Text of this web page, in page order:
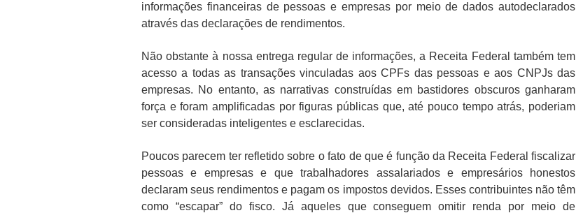
informações financeiras de pessoas e empresas por meio de dados autodeclarados
através das declarações de rendimentos.
Não obstante à nossa entrega regular de informações, a Receita Federal também tem
acesso a todas as transações vinculadas aos CPFs das pessoas e aos CNPJs das
empresas. No entanto, as narrativas construídas em bastidores obscuros ganharam
força e foram amplificadas por figuras públicas que, até pouco tempo atrás, poderiam
ser consideradas inteligentes e esclarecidas.
Poucos parecem ter refletido sobre o fato de que é função da Receita Federal fiscalizar
pessoas e empresas e que trabalhadores assalariados e empresários honestos
declaram seus rendimentos e pagam os impostos devidos. Esses contribuintes não têm
como “escapar” do fisco. Já aqueles que conseguem omitir renda por meio de